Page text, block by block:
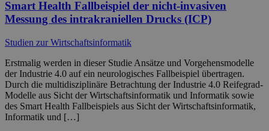
Smart Health Fallbeispiel der nicht-invasiven
Messung des intrakraniellen Drucks (ICP)
Studien zur Wirtschaftsinformatik
Erstmalig werden in dieser Studie Ansätze und Vorgehensmodelle
der Industrie 4.0 auf ein neurologisches Fallbeispiel übertragen.
Durch die multidisziplinäre Betrachtung der Industrie 4.0 Reifegrad-
Modelle aus Sicht der Wirtschaftsinformatik und Informatik sowie
des Smart Health Fallbeispiels aus Sicht der Wirtschaftsinformatik,
Informatik und […]